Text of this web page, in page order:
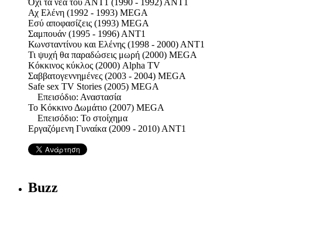
Όχι τα νέα του ΑΝΤ1 (1990 - 1992) ΑΝΤ1
Αχ Ελένη (1992 - 1993) MEGA
Εσύ αποφασίζεις (1993) MEGA
Σαμπουάν (1995 - 1996) ΑΝΤ1
Κωνσταντίνου και Ελένης (1998 - 2000) ΑΝΤ1
Τι ψυχή θα παραδώσεις μωρή (2000) MEGA
Κόκκινος κύκλος (2000) Alpha TV
Σαββατογεννημένες (2003 - 2004) MEGA
Safe sex TV Stories (2005) MEGA
Επεισόδιο: Αναστασία
Το Κόκκινο Δωμάτιο (2007) MEGA
Επεισόδιο: Το στοίχημα
Εργαζόμενη Γυναίκα (2009 - 2010) ΑΝΤ1
Buzz